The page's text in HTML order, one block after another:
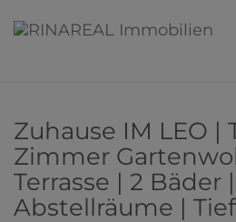
Zuhause IM LEO |
Zimmer
Terrasse | 2 Bäder
Abstellräume |